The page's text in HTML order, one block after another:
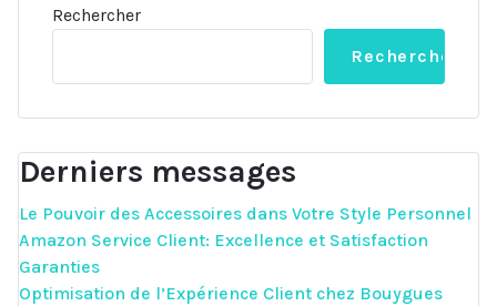
Rechercher
Rechercher
Derniers messages
Le Pouvoir des Accessoires dans Votre Style Personnel
Amazon Service Client: Excellence et Satisfaction
Garanties
Optimisation de l’Expérience Client chez Bouygues